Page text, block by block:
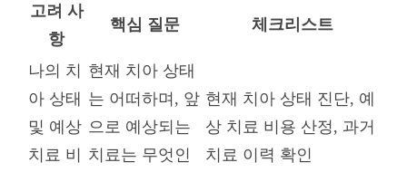
고려 사
항
핵심 질문 체크리스트
나의 치
아 상태
및 예상
치료 비
현재 치아 상태
는 어떠하며, 앞
으로 예상되는
치료는 무엇인
현재 치아 상태 진단, 예
상 치료 비용 산정, 과거
치료 이력 확인